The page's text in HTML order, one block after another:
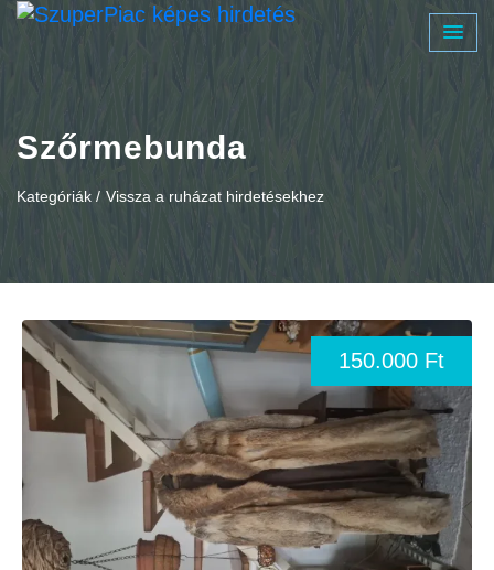
Szőrmebunda
Kategóriák / Vissza a ruházat hirdetésekhez
150.000 Ft